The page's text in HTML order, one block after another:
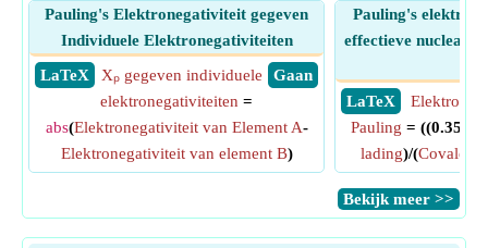
Pauling's Elektronegativiteit gegeven
Individuele Elektronegativiteiten
​ LaTeX
​ Gaan
Xₚ gegeven individuele
elektronegativiteiten =
abs(Elektronegativiteit van Element A-
Elektronegativiteit van element B)
Pauling's
effectieve nucleaire
​ LaTeX
Pauling = ((0.359*
lading)/(
​Bekijk meer >>